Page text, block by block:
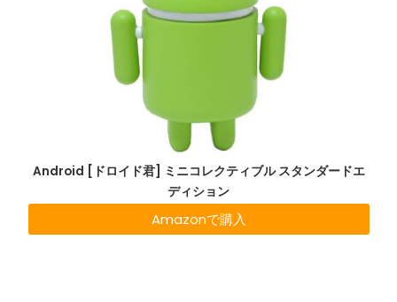
Android [ドロイド君] ミニコレクティブル スタンダードエ
ディション
Amazonで購入